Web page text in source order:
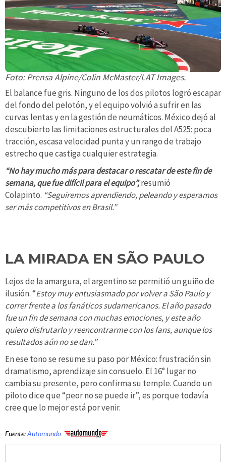
Foto: Prensa Alpine/Colin McMaster/LAT Images.
El balance fue gris. Ninguno de los dos pilotos logró escapar
del fondo del pelotón, y el equipo volvió a sufrir en las
curvas lentas y en la gestión de neumáticos. México dejó al
descubierto las limitaciones estructurales del A525: poca
tracción, escasa velocidad punta y un rango de trabajo
estrecho que castiga cualquier estrategia.
“No hay mucho más para destacar o rescatar de este fin de
semana, que fue difícil para el equipo”,resumió
Colapinto. “Seguiremos aprendiendo, peleando y esperamos
ser más competitivos en Brasil.”
LA MIRADA EN SÃO PAULO
Lejos de la amargura, el argentino se permitió un guiño de
ilusión. “Estoy muy entusiasmado por volver a São Paulo y
correr frente a los fanáticos sudamericanos. El año pasado
fue un fin de semana con muchas emociones, y este año
quiero disfrutarlo y reencontrarme con los fans, aunque los
resultados aún no se dan.”
En ese tono se resume su paso por México: frustración sin
dramatismo, aprendizaje sin consuelo. El 16° lugar no
cambia su presente, pero confirma su temple. Cuando un
piloto dice que “peor no se puede ir”, es porque todavía
cree que lo mejor está por venir.
Fuente:Automundo